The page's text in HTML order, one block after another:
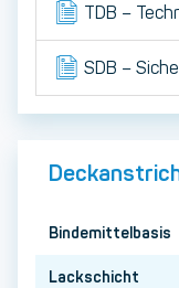
TDB –
SDB –
Bindemittelbasis
Lackschicht